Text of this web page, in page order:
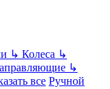
↳ Колеса ↳
↳
все Ручной